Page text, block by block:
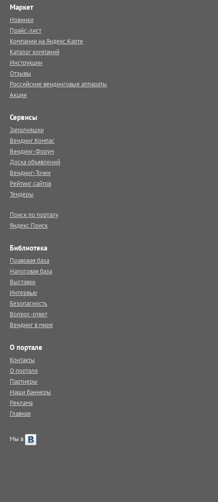
Маркет
Новинки
Прайс-лист
Компании на Яндекс.Карте
Каталог компаний
Инструкции
Отзывы
Российские вендинговые аппараты
Акции
Сервисы
Заполняшки
Вендинг.Компас
Вендинг-Форум
Доска объявлений
Вендинг-Точки
Рейтинг сайтов
Тендеры
Поиск по порталу
Яндекс.Поиск
Библиотека
Правовая база
Налоговая база
Выставки
Интервью
Безопасность
Вопрос-ответ
Вендинг в мире
О портале
Контакты
О портале
Партнеры
Наши баннеры
Реклама
Главная
Мы в